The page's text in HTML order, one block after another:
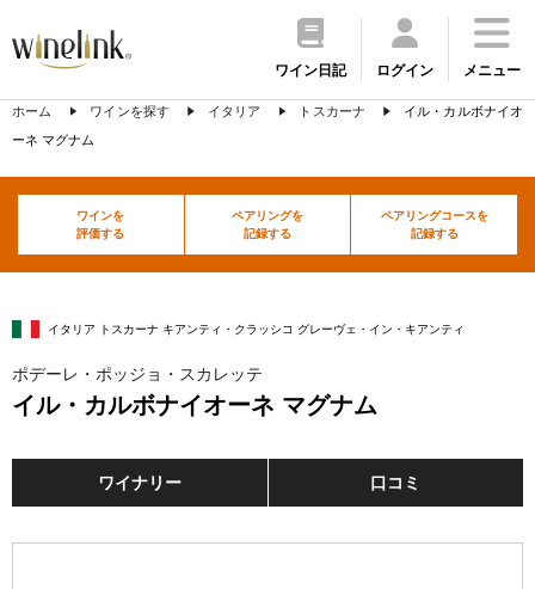
ワイン日記 ログイン メニュー
ホーム ワインを探す イタリア トスカーナ
イル・カルボナイオ
ーネ マグナム
ワインを
評価する
ペアリングを
記録する
ペアリングコースを
記録する
イタリア トスカーナ キアンティ・クラッシコ グレーヴェ・イン・キアンティ
ポデーレ・ポッジョ・スカレッテ
イル・カルボナイオーネ マグナム
ワイナリー 口コミ